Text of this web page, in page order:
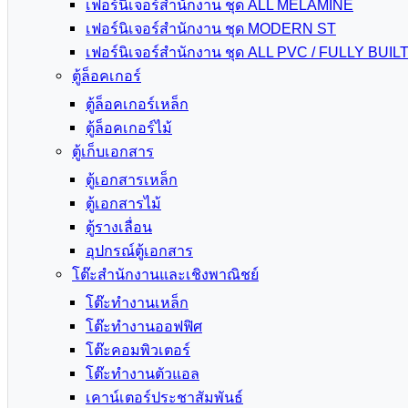
เฟอร์นิเจอร์สำนักงาน ชุด ALL MELAMINE
เฟอร์นิเจอร์สำนักงาน ชุด MODERN ST
เฟอร์นิเจอร์สำนักงาน ชุด ALL PVC / FULLY BUILT
ตู้ล็อคเกอร์
ตู้ล็อคเกอร์เหล็ก
ตู้ล็อคเกอร์ไม้
ตู้เก็บเอกสาร
ตู้เอกสารเหล็ก
ตู้เอกสารไม้
ตู้รางเลื่อน
อุปกรณ์ตู้เอกสาร
โต๊ะสำนักงานและเชิงพาณิชย์
โต๊ะทำงานเหล็ก
โต๊ะทำงานออฟฟิศ
โต๊ะคอมพิวเตอร์
โต๊ะทำงานตัวแอล
เคาน์เตอร์ประชาสัมพันธ์